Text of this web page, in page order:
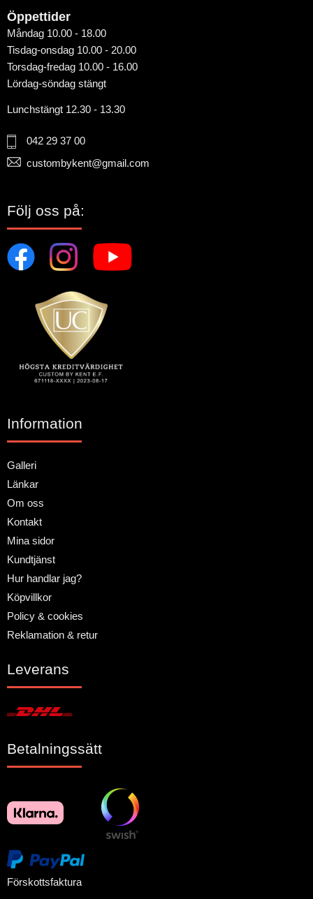
Öppettider
Måndag 10.00 - 18.00
Tisdag-onsdag 10.00 - 20.00
Torsdag-fredag 10.00 - 16.00
Lördag-söndag stängt
Lunchstängt 12.30 - 13.30
042 29 37 00
custombykent@gmail.com
Följ oss på:
Information
Galleri
Länkar
Om oss
Kontakt
Mina sidor
Kundtjänst
Hur handlar jag?
Köpvillkor
Policy & cookies
Reklamation & retur
Leverans
Betalningssätt
Förskottsfaktura